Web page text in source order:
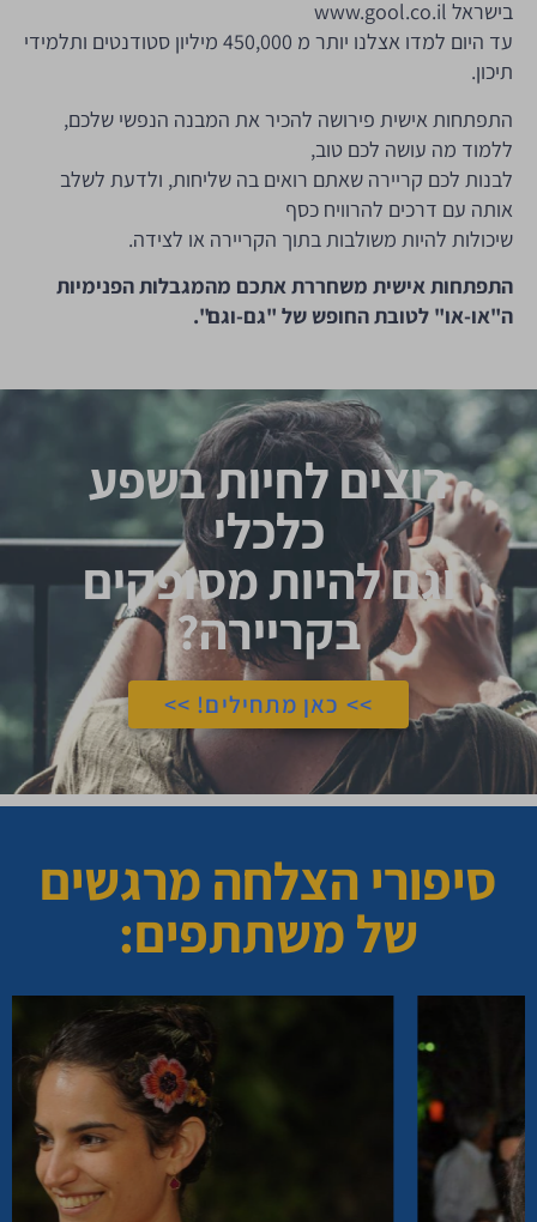
בישראל www.gool.co.il
עד היום למדו אצלנו יותר מ 450,000 מיליון סטודנטים ותלמידי
תיכון.
התפתחות אישית פירושה להכיר את המבנה הנפשי שלכם,
ללמוד מה עושה לכם טוב,
לבנות לכם קריירה שאתם רואים בה שליחות, ולדעת לשלב
אותה עם דרכים להרוויח כסף
שיכולות להיות משולבות בתוך הקריירה או לצידה.
התפתחות אישית משחררת אתכם מהמגבלות הפנימיות
ה"או-או" לטובת החופש של "גם-וגם".
רוצים לחיות בשפע
כלכלי
וגם להיות מסופקים
בקריירה?
>> כאן מתחילים! >>
סיפורי הצלחה מרגשים
של משתתפים: